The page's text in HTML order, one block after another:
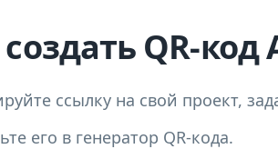
QR-код
ссылку на свой проект,
его в генератор QR-кода.